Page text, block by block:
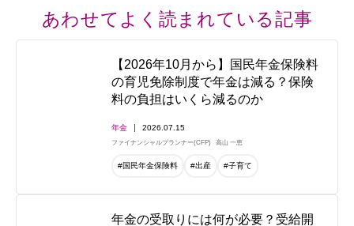
あわせてよく読まれている記事
【2026年10月から】国民年金保険料
の育児免除制度で年金は減る？保険
料の負担はいくら減るのか
年金 2026.07.15
ファイナンシャルプランナー(CFP) 高山 一恵
#国民年金保険料 #出産 #子育て
年金の受取りには何が必要？受給開